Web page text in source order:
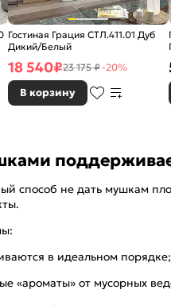
Гостиная Грация СТЛ.411.01 Дуб
Дикий/Белый
18 540₽23 175 ₽-20%
В корзину
способ не дать мушкам
в идеальном порядке;
«ароматы» от мусорных